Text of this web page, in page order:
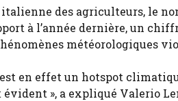
des agriculteurs, le
à l’année dernière, un
météorologiques
en effet un hotspot
», a expliqué Valerio